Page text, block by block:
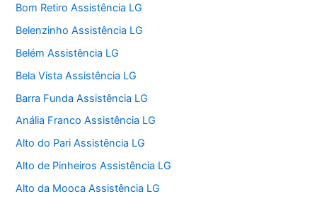
Bom Retiro Assistência LG
Belenzinho Assistência LG
Belém Assistência LG
Bela Vista Assistência LG
Barra Funda Assistência LG
Anália Franco Assistência LG
Alto do Pari Assistência LG
Alto de Pinheiros Assistência LG
Alto da Mooca Assistência LG